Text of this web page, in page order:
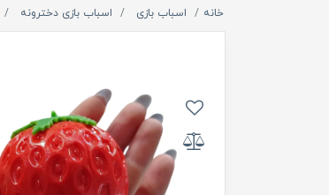
خانه اسباب بازی اسباب بازی دخترونه